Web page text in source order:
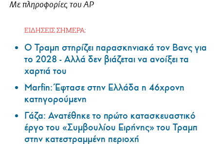
Με πληροφορίες του AP
ΕΙΔΗΣΕΙΣ ΣΗΜΕΡΑ:
Ο Τραμπ στηρίζει παρασκηνιακά τον Βανς για
το 2028 - Αλλά δεν βιάζεται να ανοίξει τα
χαρτιά του
Marfin: Έφτασε στην Ελλάδα η 46χρονη
κατηγορούμενη
Γάζα: Ανατέθηκε το πρώτο κατασκευαστικό
έργο του «Συμβουλίου Ειρήνης» του Τραμπ
στην κατεστραμμένη περιοχή